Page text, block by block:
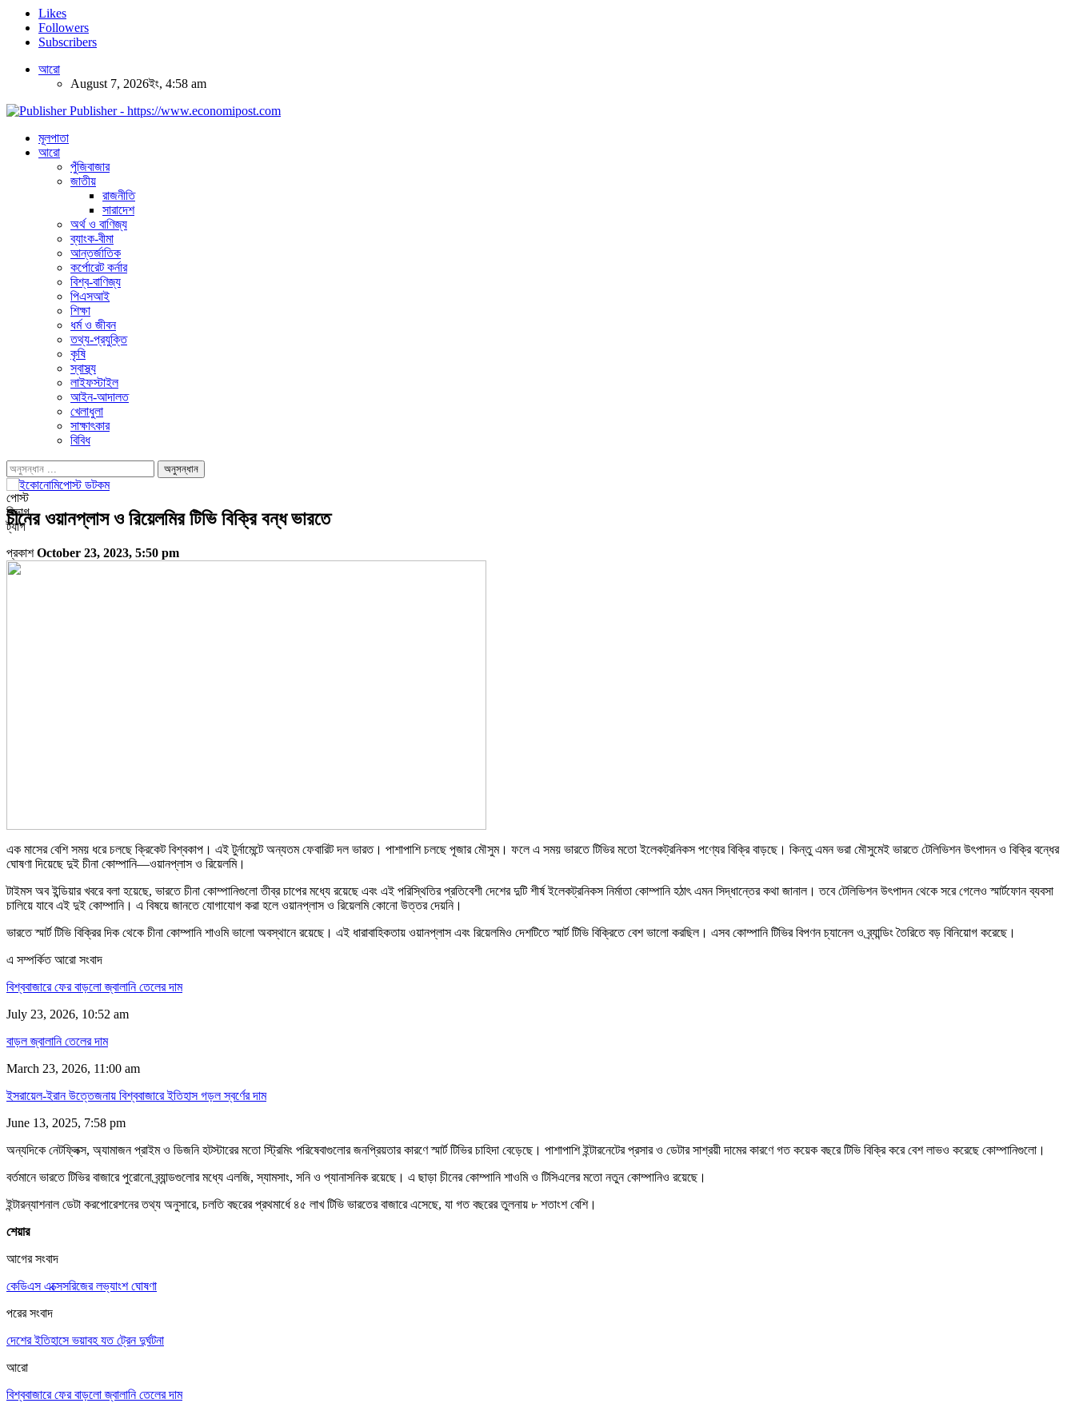
Likes
Followers
Subscribers
আরো
August 7, 2026ইং, 4:58 am
Publisher - https://www.economipost.com
মূলপাতা
আরো
পুঁজিবাজার
জাতীয়
রাজনীতি
সারাদেশ
অর্থ ও বাণিজ্য
ব্যাংক-বীমা
আন্তর্জাতিক
কর্পোরেট কর্নার
বিশ্ব-বাণিজ্য
পিএসআই
শিক্ষা
ধর্ম ও জীবন
তথ্য-প্রযুক্তি
কৃষি
স্বাস্থ্য
লাইফস্টাইল
আইন-আদালত
খেলাধুলা
সাক্ষাৎকার
বিবিধ
পোস্ট
বিভাগ
ট্যাগ
চীনের ওয়ানপ্লাস ও রিয়েলমির টিভি বিক্রি বন্ধ ভারতে
প্রকাশOctober 23, 2023, 5:50 pm
এক মাসের বেশি সময় ধরে চলছে ক্রিকেট বিশ্বকাপ। এই টুর্নামেন্টে অন্যতম ফেবারিট দল ভারত। পাশাপাশি চলছে পূজার মৌসুম। ফলে এ সময় ভারতে টিভির মতো ইলেকট্রনিকস পণ্যের বিক্রি বাড়ছে। কিন্তু এমন ভরা মৌসুমেই ভারতে টেলিভিশন উৎপাদন ও বিক্রি বন্ধের
ঘোষণা দিয়েছে দুই চীনা কোম্পানি—ওয়ানপ্লাস ও রিয়েলমি।
টাইমস অব ইন্ডিয়ার খবরে বলা হয়েছে, ভারতে চীনা কোম্পানিগুলো তীব্র চাপের মধ্যে রয়েছে এবং এই পরিস্থিতির প্রতিবেশী দেশের দুটি শীর্ষ ইলেকট্রনিকস নির্মাতা কোম্পানি হঠাৎ এমন সিদ্ধান্তের কথা জানাল। তবে টেলিভিশন উৎপাদন থেকে সরে গেলেও স্মার্টফোন ব্যবসা
চালিয়ে যাবে এই দুই কোম্পানি। এ বিষয়ে জানতে যোগাযোগ করা হলে ওয়ানপ্লাস ও রিয়েলমি কোনো উত্তর দেয়নি।
ভারতে স্মার্ট টিভি বিক্রির দিক থেকে চীনা কোম্পানি শাওমি ভালো অবস্থানে রয়েছে। এই ধারাবাহিকতায় ওয়ানপ্লাস এবং রিয়েলমিও দেশটিতে স্মার্ট টিভি বিক্রিতে বেশ ভালো করছিল। এসব কোম্পানি টিভির বিপণন চ্যানেল ও ব্র্যান্ডিং তৈরিতে বড় বিনিয়োগ করেছে।
এ সম্পর্কিত আরো সংবাদ
বিশ্ববাজারে ফের বাড়লো জ্বালানি তেলের দাম
July 23, 2026, 10:52 am
বাড়ল জ্বালানি তেলের দাম
March 23, 2026, 11:00 am
ইসরায়েল-ইরান উত্তেজনায় বিশ্ববাজারে ইতিহাস গড়ল স্বর্ণের দাম
June 13, 2025, 7:58 pm
অন্যদিকে নেটফ্লিক্স, অ্যামাজন প্রাইম ও ডিজনি হটস্টারের মতো স্ট্রিমিং পরিষেবাগুলোর জনপ্রিয়তার কারণে স্মার্ট টিভির চাহিদা বেড়েছে। পাশাপাশি ইন্টারনেটের প্রসার ও ডেটার সাশ্রয়ী দামের কারণে গত কয়েক বছরে টিভি বিক্রি করে বেশ লাভও করেছে কোম্পানিগুলো।
বর্তমানে ভারতে টিভির বাজারে পুরোনো ব্র্যান্ডগুলোর মধ্যে এলজি, স্যামসাং, সনি ও প্যানাসনিক রয়েছে। এ ছাড়া চীনের কোম্পানি শাওমি ও টিসিএলের মতো নতুন কোম্পানিও রয়েছে।
ইন্টারন্যাশনাল ডেটা করপোরেশনের তথ্য অনুসারে, চলতি বছরের প্রথমার্ধে ৪৫ লাখ টিভি ভারতের বাজারে এসেছে, যা গত বছরের তুলনায় ৮ শতাংশ বেশি।
শেয়ার
আগের সংবাদ
কেডিএস এক্সেসরিজের লভ্যাংশ ঘোষণা
পরের সংবাদ
দেশের ইতিহাসে ভয়াবহ যত ট্রেন দুর্ঘটনা
আরো
বিশ্ববাজারে ফের বাড়লো জ্বালানি তেলের দাম